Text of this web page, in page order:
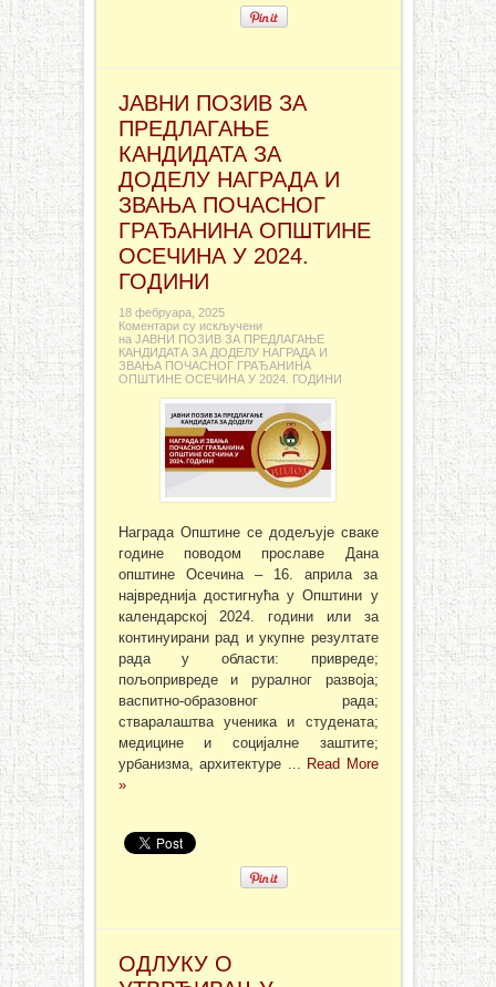
ЈАВНИ ПОЗИВ ЗА
ПРЕДЛАГАЊЕ
КАНДИДАТА ЗА
ДОДЕЛУ НАГРАДА И
ЗВАЊА ПОЧАСНОГ
ГРАЂАНИНА ОПШТИНЕ
ОСЕЧИНА У 2024.
ГОДИНИ
18 фебруара, 2025
Коментари су искључени
на ЈАВНИ ПОЗИВ ЗА ПРЕДЛАГАЊЕ
КАНДИДАТА ЗА ДОДЕЛУ НАГРАДА И
ЗВАЊА ПОЧАСНОГ ГРАЂАНИНА
ОПШТИНЕ ОСЕЧИНА У 2024. ГОДИНИ
Награда Општине се додељује сваке
године поводом прославе Дана
општине Осечина – 16. априла за
највреднија достигнућа у Општини у
календарској 2024. години или за
континуирани рад и укупне резултате
рада у области: привреде;
пољопривреде и руралног развоја;
васпитно-образовног рада;
стваралаштва ученика и студената;
медицине и социјалне заштите;
урбанизма, архитектуре ... Read More
»
ОДЛУКУ О